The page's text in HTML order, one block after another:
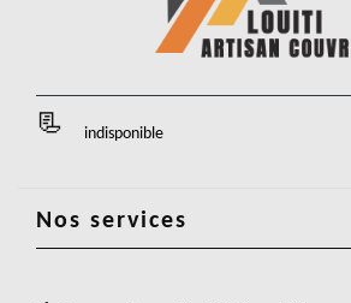
indisponible
Nos services